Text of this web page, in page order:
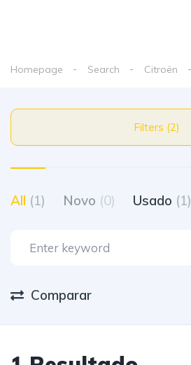
Homepage Search Citroën
Filters (2)
All (1) Novo (0) Usado (1)
Comparar